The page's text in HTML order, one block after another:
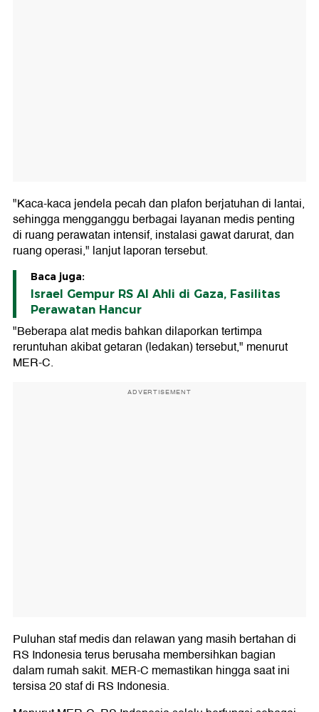
"Kaca-kaca jendela pecah dan plafon berjatuhan di lantai,
sehingga mengganggu berbagai layanan medis penting
di ruang perawatan intensif, instalasi gawat darurat, dan
ruang operasi," lanjut laporan tersebut.
Baca juga:
Israel Gempur RS Al Ahli di Gaza, Fasilitas
Perawatan Hancur
"Beberapa alat medis bahkan dilaporkan tertimpa
reruntuhan akibat getaran (ledakan) tersebut," menurut
MER-C.
ADVERTISEMENT
Puluhan staf medis dan relawan yang masih bertahan di
RS Indonesia terus berusaha membersihkan bagian
dalam rumah sakit. MER-C memastikan hingga saat ini
tersisa 20 staf di RS Indonesia.